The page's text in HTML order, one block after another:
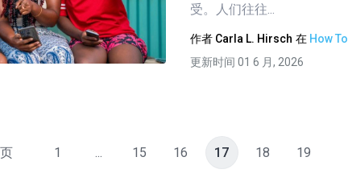
推特 在 Facebook 上 复制链接
受。人们往往...
作者 Carla L. Hirsch 在 How To
更新时间 01 6 月, 2026
1 ... 15 16 17 18 19